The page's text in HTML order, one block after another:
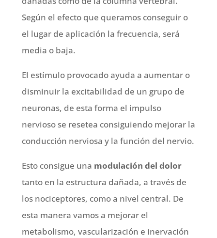
Según el efecto que queramos conseguir o
el lugar de aplicación la frecuencia, será
media o baja.
El estímulo provocado ayuda a aumentar o
disminuir la excitabilidad de un grupo de
neuronas, de esta forma el impulso
nervioso se resetea consiguiendo mejorar la
conducción nerviosa y la función del nervio.
Esto consigue una modulación del dolor
tanto en la estructura dañada, a través de
los nociceptores, como a nivel central. De
esta manera vamos a mejorar el
metabolismo, vascularización e inervación